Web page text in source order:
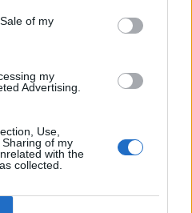
of my
my
Advertising.
Use,
of my
with the
collected.
una
di
casa di